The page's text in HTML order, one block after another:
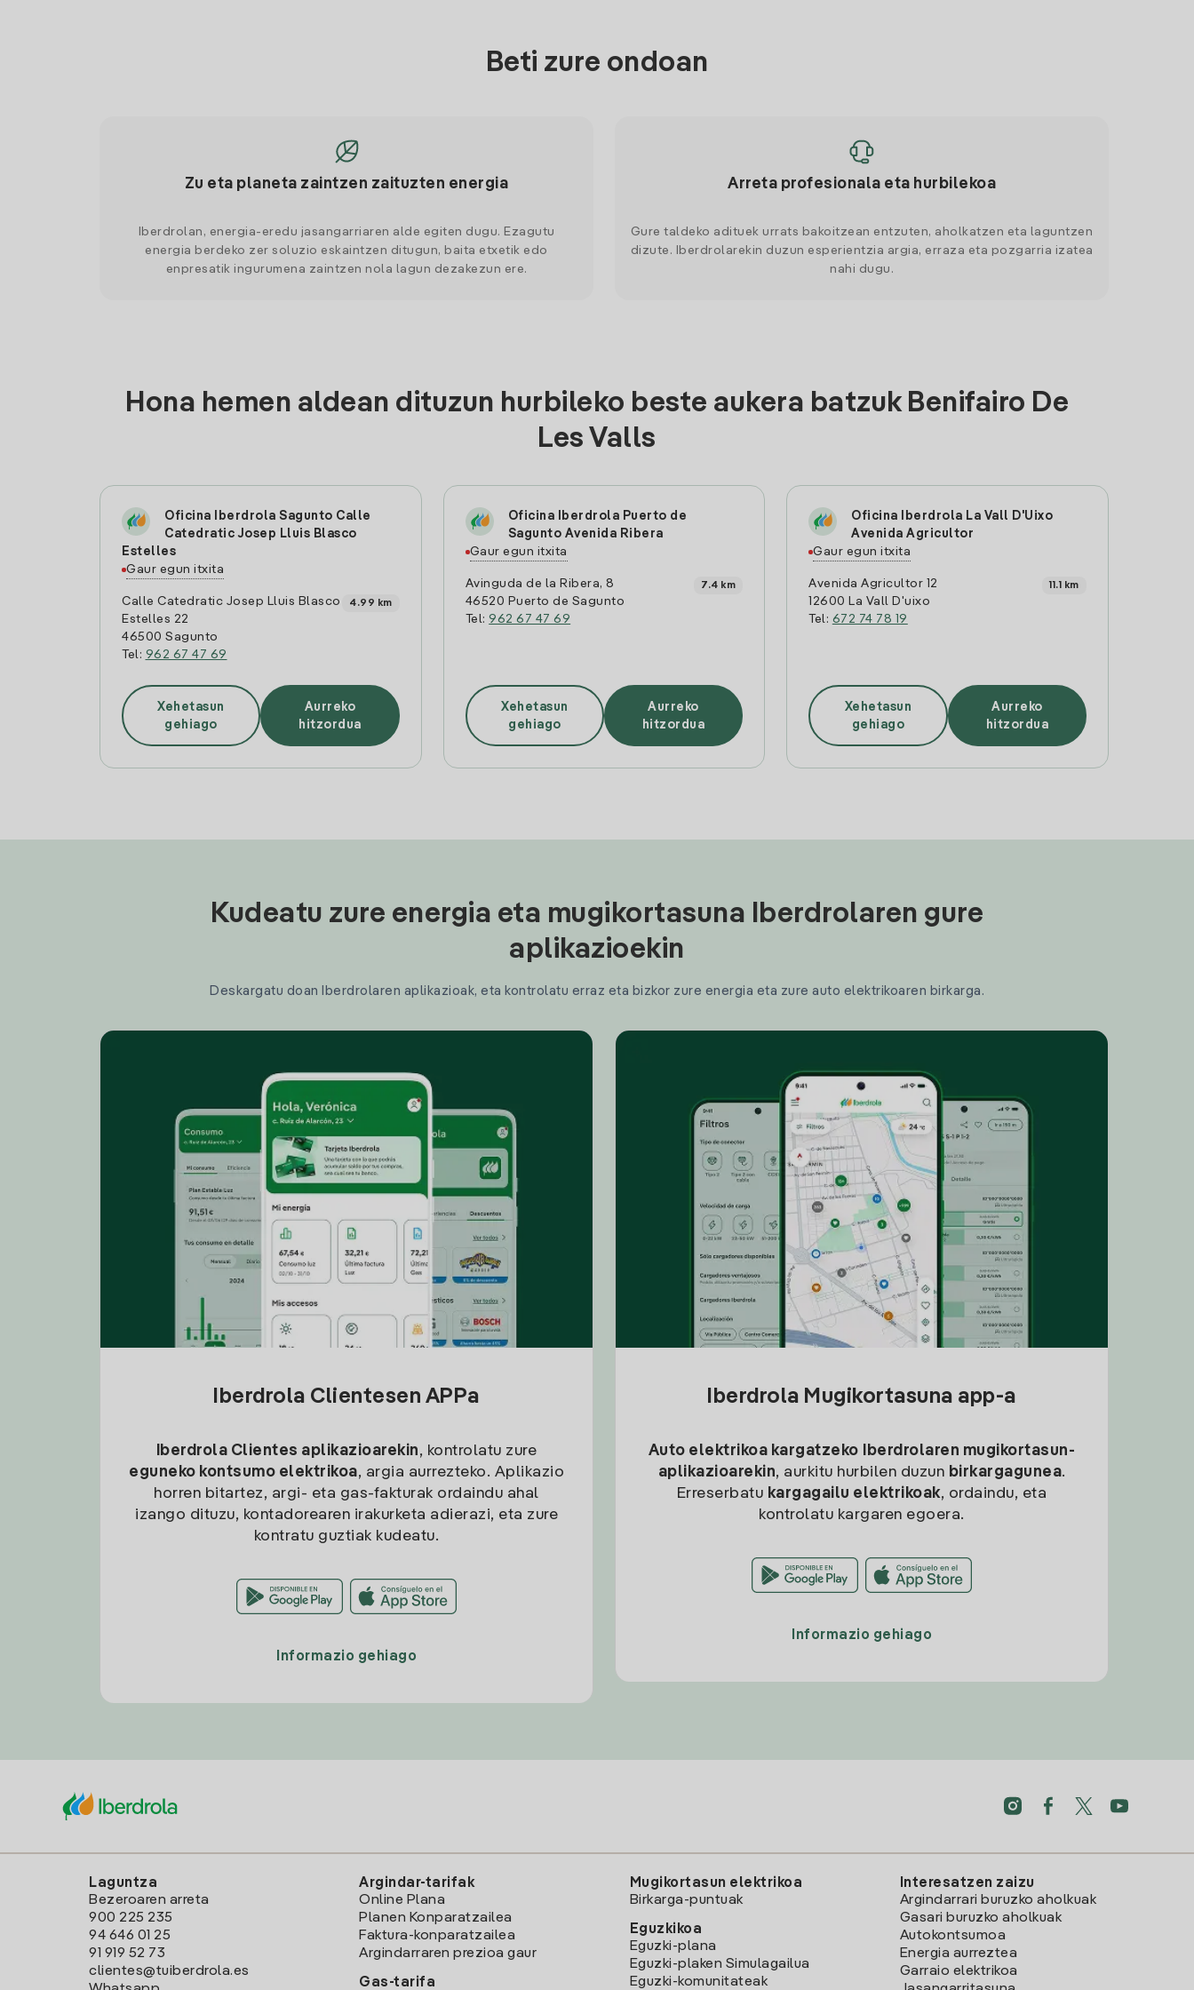
Beti zure ondoan
Zu eta planeta zaintzen zaituzten energia
Iberdrolan, energia-eredu jasangarriaren alde egiten dugu. Ezagutu
energia berdeko zer soluzio eskaintzen ditugun, baita etxetik edo
enpresatik ingurumena zaintzen nola lagun dezakezun ere.
Arreta profesionala eta hurbilekoa
Gure taldeko adituek urrats bakoitzean entzuten, aholkatzen eta laguntzen
dizute. Iberdrolarekin duzun esperientzia argia, erraza eta pozgarria izatea
nahi dugu.
Hona hemen aldean dituzun hurbileko beste aukera batzuk Benifairo De
Les Valls
Oficina Iberdrola Sagunto Calle
Catedratic Josep Lluis Blasco
Estelles
Gaur egun itxita
Calle Catedratic Josep Lluis Blasco
Estelles 22
46500 Sagunto
Tel: 962 67 47 69
4.99 km
Xehetasun
gehiago
Aurreko
hitzordua
Oficina Iberdrola Puerto de
Sagunto Avenida Ribera
Gaur egun itxita
Avinguda de la Ribera, 8
46520 Puerto de Sagunto
Tel:962 67 47 69
7.4 km
Xehetasun
gehiago
Aurreko
hitzordua
Oficina Iberdrola La Vall D'Uixo
Avenida Agricultor
Gaur egun itxita
Avenida Agricultor 12
12600 La Vall D'uixo
Tel: 672 74 78 19
11.1 km
Xehetasun
gehiago
Aurreko
hitzordua
Kudeatu zure energia eta mugikortasuna Iberdrolaren gure
aplikazioekin
Deskargatu doan Iberdrolaren aplikazioak, eta kontrolatu erraz eta bizkor zure energia eta zure auto elektrikoaren birkarga.
Iberdrola Clientesen APPa
Iberdrola Clientes aplikazioarekin, kontrolatu zure
eguneko kontsumo elektrikoa, argia aurrezteko. Aplikazio
horren bitartez, argi- eta gas-fakturak ordaindu ahal
izango dituzu, kontadorearen irakurketa adierazi, eta zure
kontratu guztiak kudeatu.
Informazio gehiago
Iberdrola Mugikortasuna app-a
Auto elektrikoa kargatzeko
Iberdrolaren mugikortasun-
aplikazioarekin, aurkitu hurbilen duzun birkargagunea.
Erreserbatu kargagailu elektrikoak, ordaindu, eta
kontrolatu kargaren egoera.
Informazio gehiago
Laguntza
Bezeroaren arreta
900 225 235
94 646 01 25
91 919 52 73
clientes@tuiberdrola.es
Argindar-tarifak
Online Plana
Planen Konparatzailea
Faktura-konparatzailea
Argindarraren prezioa gaur
Gas-tarifa
Mugikortasun elektrikoa
Birkarga-puntuak
Eguzkikoa
Eguzki-plana
Eguzki-plaken Simulagailua
Eguzki-komunitateak
Interesatzen zaizu
Argindarrari buruzko aholkuak
Gasari buruzko aholkuak
Autokontsumoa
Energia aurreztea
Garraio elektrikoa